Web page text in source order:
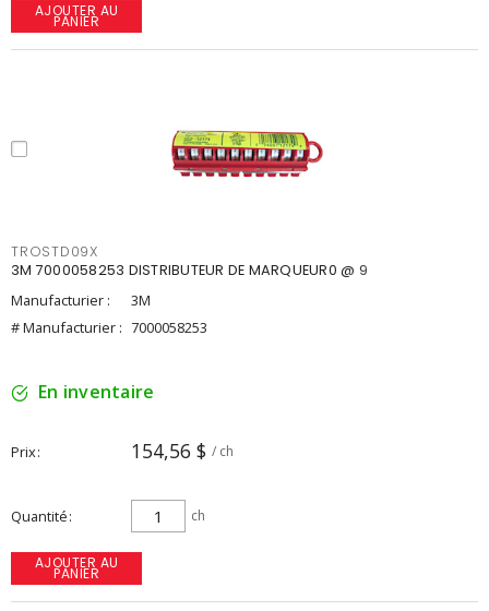
AJOUTER AU
PANIER
TROSTD09X
3M 7000058253 DISTRIBUTEUR DE MARQUEUR0 @ 9
Manufacturier :
3M
# Manufacturier : 7000058253
En inventaire
Prix 154,56 $ / ch
Quantité ch
AJOUTER AU
PANIER